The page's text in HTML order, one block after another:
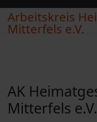
Arbeitskreis
Mitterfels e.V.
AK
Mitterfels e.V.